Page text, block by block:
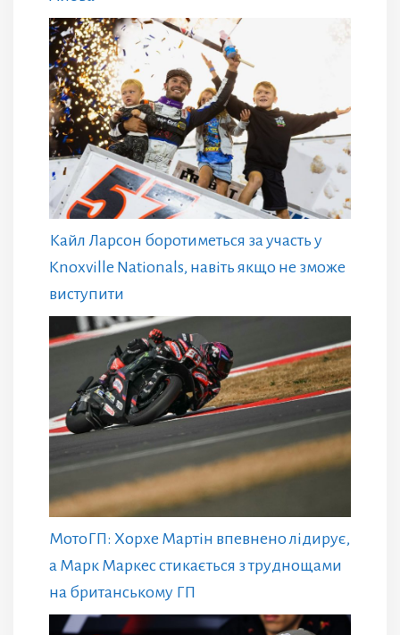
Кайл Ларсон боротиметься за участь у
Knoxville Nationals, навіть якщо не зможе
виступити
МотоГП: Хорхе Мартін впевнено лідирує,
а Марк Маркес стикається з труднощами
на британському ГП